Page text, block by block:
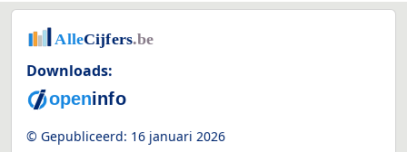
Downloads:
© Gepubliceerd: 16 januari 2026